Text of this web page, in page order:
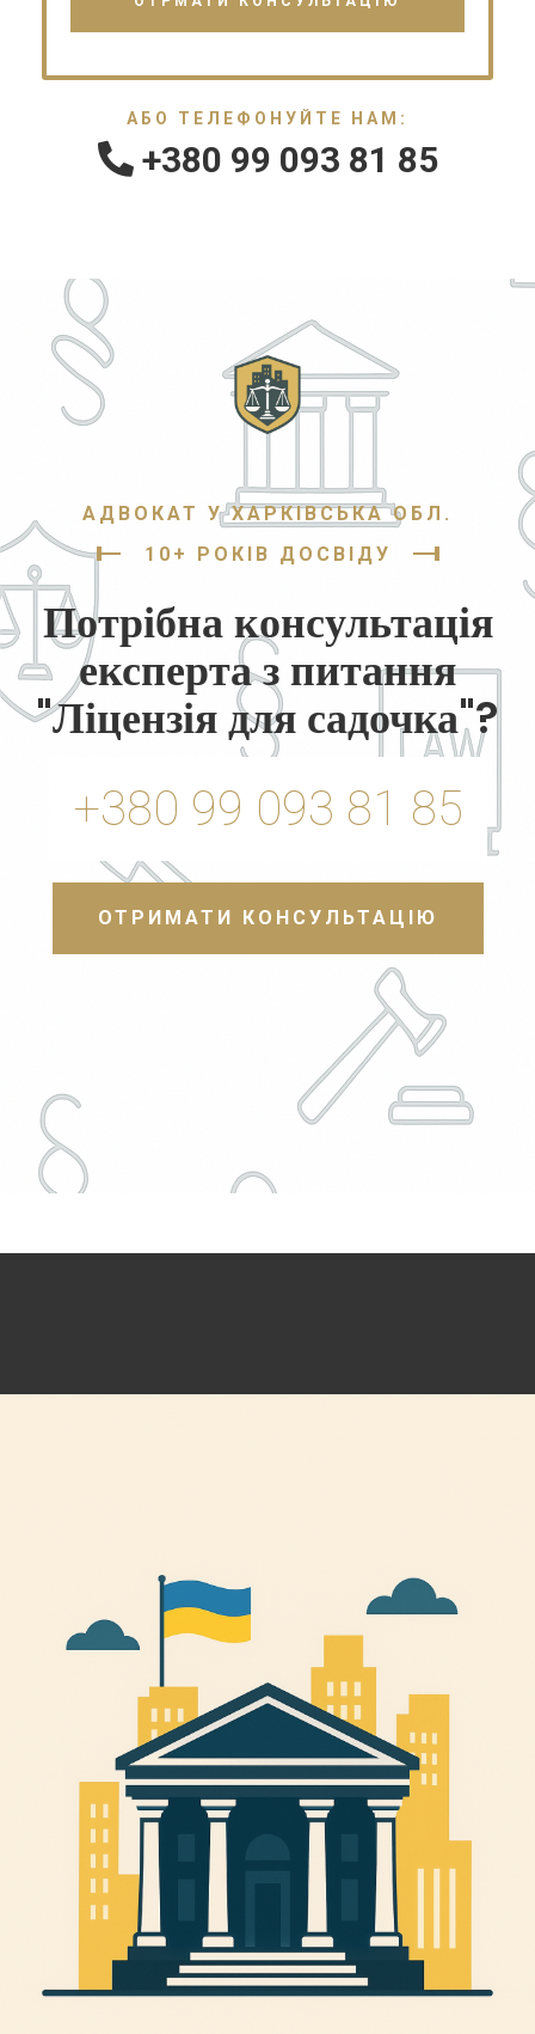
АБО ТЕЛЕФОНУЙТЕ НАМ:
+380 99 093 81 85
АДВОКАТ У ХАРКІВСЬКА ОБЛ.
10+ РОКІВ ДОСВІДУ
Потрібна консультація
експерта з питання
"Ліцензія для садочка"?
+380 99 093 81 85
ОТРИМАТИ КОНСУЛЬТАЦІЮ